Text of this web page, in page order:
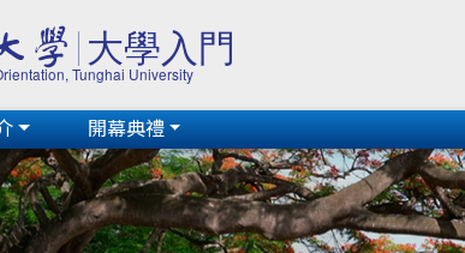
開幕典禮